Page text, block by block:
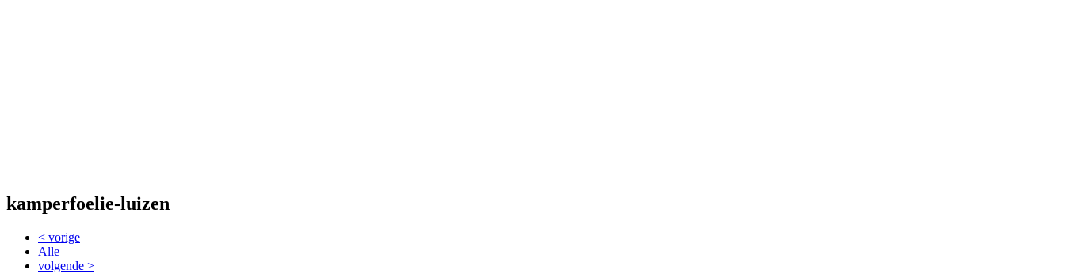
kamperfoelie-luizen
< vorige
Alle
volgende >